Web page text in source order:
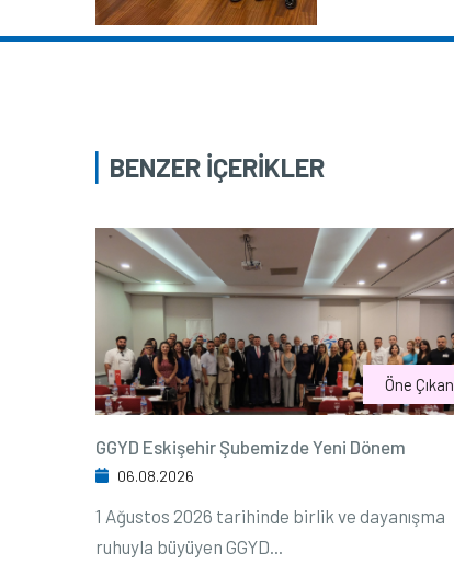
BENZER İÇERİKLER
Öne Çıkan
GGYD Eskişehir Şubemizde Yeni Dönem
06.08.2026
1 Ağustos 2026 tarihinde birlik ve dayanışma
ruhuyla büyüyen GGYD...